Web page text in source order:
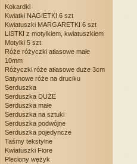
Kokardki
Kwiatki NAGIETKI 6 szt
Kwiatuszki MARGARETKI 6 szt
LISTKI z motylkiem, kwiatuszkiem
Motylki 5 szt
Róże różyczki atłasowe małe
10mm
Różyczki róże atłasowe duże 3cm
Satynowe róże na druciku
Serduszka
Serduszka DUŻE
Serduszka małe
Serduszka na sztuki
Serduszka podwójne
Serduszka pojedyncze
Taśmy tekstylne
Kwiatuszki Fiore
Pleciony wężyk